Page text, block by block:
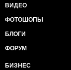
ВИДЕО
ФОТОШОПЫ
БЛОГИ
ФОРУМ
БИЗНЕС